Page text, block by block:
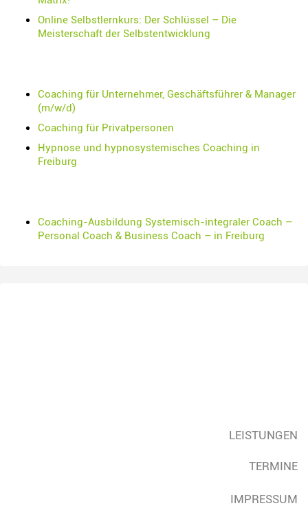
Online Selbstlernkurs: Der Schlüssel – Die
Meisterschaft der Selbstentwicklung
Coaching für Unternehmer, Geschäftsführer & Manager
(m/w/d)
Coaching für Privatpersonen
Hypnose und hypnosystemisches Coaching in
Freiburg
Coaching-Ausbildung Systemisch-integraler Coach –
Personal Coach & Business Coach – in Freiburg
LEISTUNGEN
TERMINE
IMPRESSUM